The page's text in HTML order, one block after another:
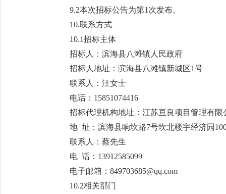
9.2本次招标公告为第1次发布。
10.联系方式
10.1招标主体
招标人：滨海县八滩镇人民政府
招标人地址：滨海县八滩镇新城区1号
联系人：汪女士
电话：15851074416
招标代理机构地址：江苏亘良项目管理有限
地 址：滨海县响坎路7号坎北楼宇经济园
联系人：蔡先生
电 话：13912585099
电子邮箱：849703685@qq.com
10.2相关部门